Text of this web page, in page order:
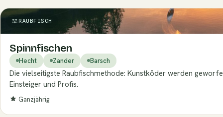
RAUBFISCH
Spinnfischen
Hecht Zander Barsch
Die vielseitigste Raubfischmethode: Kunstköder werden
Einsteiger und Profis.
Ganzjährig